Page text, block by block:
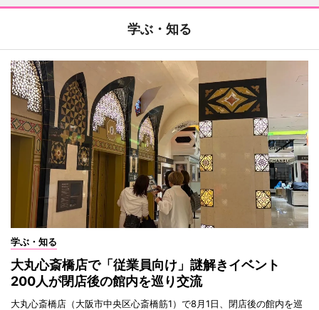
学ぶ・知る
学ぶ・知る
大丸心斎橋店で「従業員向け」謎解きイベント
200人が閉店後の館内を巡り交流
大丸心斎橋店（大阪市中央区心斎橋筋1）で8月1日、閉店後の館内を巡